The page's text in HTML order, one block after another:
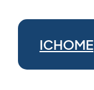
ICHOME